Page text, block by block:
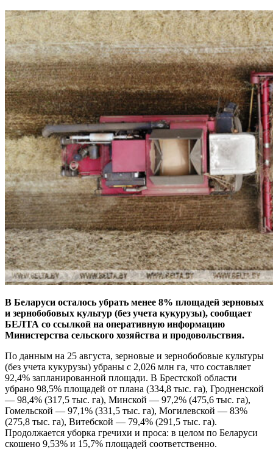
В Беларуси осталось убрать менее 8% площадей зерновых
и зернобобовых культур (без учета кукурузы), сообщает
БЕЛТА со ссылкой на оперативную информацию
Министерства сельского хозяйства и продовольствия.
По данным на 25 августа, зерновые и зернобобовые культуры
(без учета кукурузы) убраны с 2,026 млн га, что составляет
92,4% запланированной площади. В Брестской области
убрано 98,5% площадей от плана (334,8 тыс. га), Гродненской
— 98,4% (317,5 тыс. га), Минской — 97,2% (475,6 тыс. га),
Гомельской — 97,1% (331,5 тыс. га), Могилевской — 83%
(275,8 тыс. га), Витебской — 79,4% (291,5 тыс. га).
Продолжается уборка гречихи и проса: в целом по Беларуси
скошено 9,53% и 15,7% площадей соответственно.